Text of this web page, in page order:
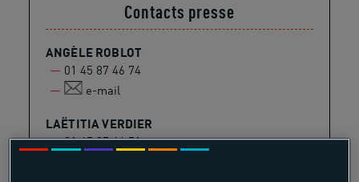
Contacts presse
ANGÈLE ROBLOT
01 45 87 46 74
e-mail
LAËTITIA VERDIER
01 45 87 46 51